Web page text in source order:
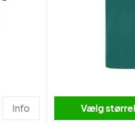
Info Vælg